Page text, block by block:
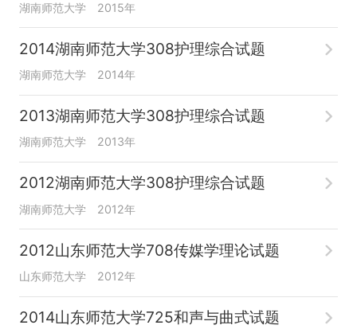
湖南师范大学 2015年
2014湖南师范大学308护理综合试题
湖南师范大学 2014年
2013湖南师范大学308护理综合试题
湖南师范大学 2013年
2012湖南师范大学308护理综合试题
湖南师范大学 2012年
2012山东师范大学708传媒学理论试题
山东师范大学 2012年
2014山东师范大学725和声与曲式试题